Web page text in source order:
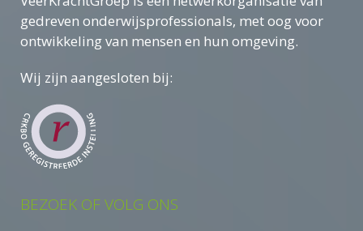
gedreven onderwijsprofessionals, met oog voor
ontwikkeling van mensen en hun omgeving.
Wij zijn aangesloten bij:
BEZOEK OF VOLG ONS